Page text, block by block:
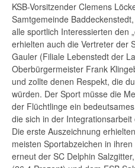
KSB-Vorsitzender Clemens
Samtgemeinde
alle sportlich Interessierten den
erhielten auch die Vertreter der
Gauler (Filiale Lebenstedt der
Oberbürgermeister Frank
und zollte denen Respekt, die
würden. Der Sport müsse die
der Flüchtlinge ein
die sich in der Integrationsarbeit
Die erste Auszeichnung
meisten Sportabzeichen in
erneut der SC Delphin